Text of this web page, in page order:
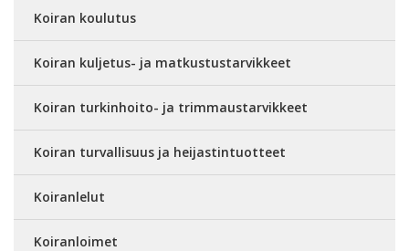
Koiran koulutus
Koiran kuljetus- ja matkustustarvikkeet
Koiran turkinhoito- ja trimmaustarvikkeet
Koiran turvallisuus ja heijastintuotteet
Koiranlelut
Koiranloimet